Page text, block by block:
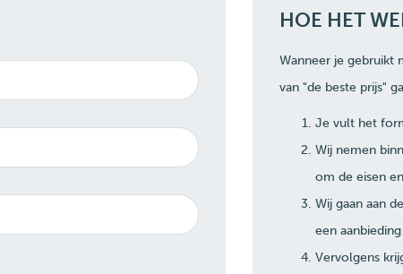
HOE HET
Wanneer je gebruikt
van "de beste prijs"
Je vult het
Wij nemen
om de eisen
Wij gaan aan
een
Vervolgens